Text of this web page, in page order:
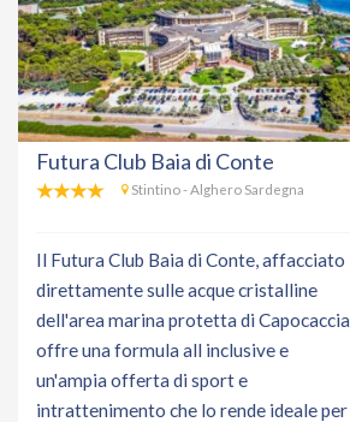
Futura Club Baia di Conte
Stintino - Alghero Sardegna
Il Futura Club Baia di Conte, affacciato
direttamente sulle acque cristalline
dell'area marina protetta di Capocaccia
offre una formula all inclusive e
un'ampia offerta di sport e
intrattenimento che lo rende ideale per